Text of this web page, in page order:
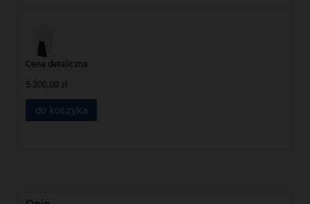
Cena detaliczna
5 200,00 zł
do koszyka